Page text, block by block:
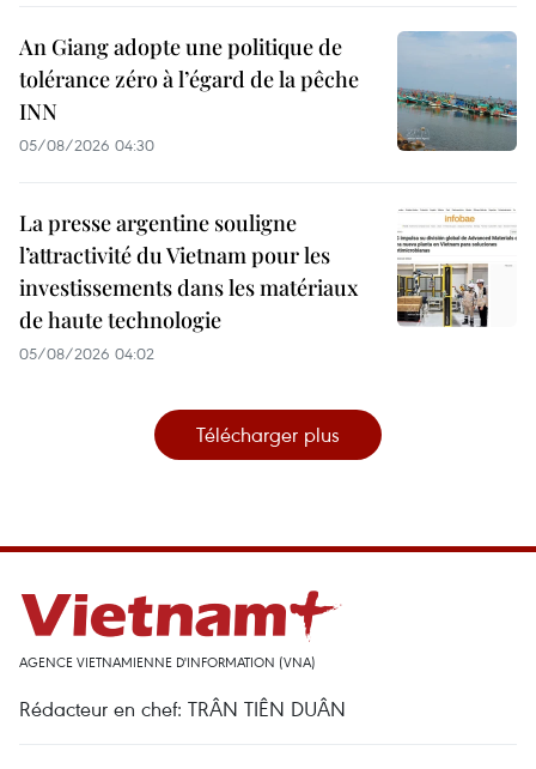
An Giang adopte une politique de
tolérance zéro à l’égard de la pêche
INN
05/08/2026 04:30
La presse argentine souligne
l’attractivité du Vietnam pour les
investissements dans les matériaux
de haute technologie
05/08/2026 04:02
Télécharger plus
AGENCE VIETNAMIENNE D'INFORMATION (VNA)
Rédacteur en chef: TRÂN TIÊN DUÂN